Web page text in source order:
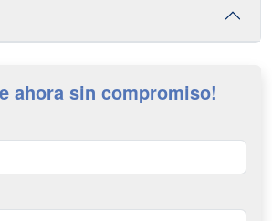
ahora sin compromiso!